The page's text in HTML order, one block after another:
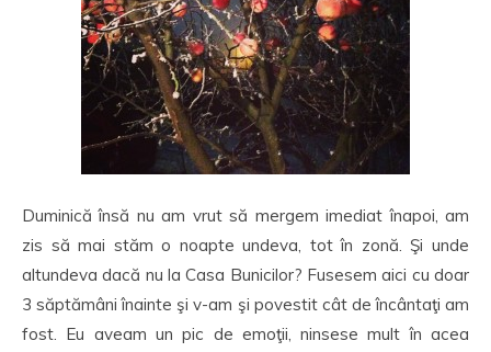
Duminică însă nu am vrut să mergem imediat înapoi, am
zis să mai stăm o noapte undeva, tot în zonă. Şi unde
altundeva dacă nu la Casa Bunicilor? Fusesem aici cu doar
3 săptămâni înainte şi v-am şi povestit cât de încântaţi am
fost. Eu aveam un pic de emoţii, ninsese mult în acea